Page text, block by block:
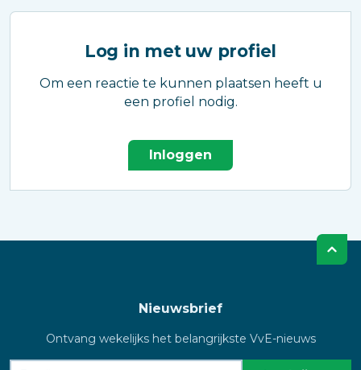
Log in met uw profiel
Om een reactie te kunnen plaatsen heeft u
een profiel nodig.
Inloggen
Nieuwsbrief
Ontvang wekelijks het belangrijkste VvE-nieuws